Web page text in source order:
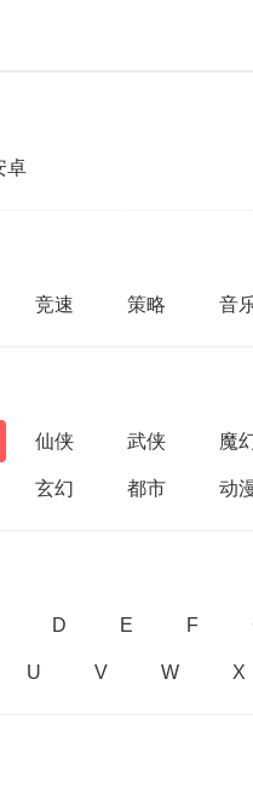
卓
竞速 策略 音
仙侠 武侠 魔
玄幻 都市 动
D E F
U V W X